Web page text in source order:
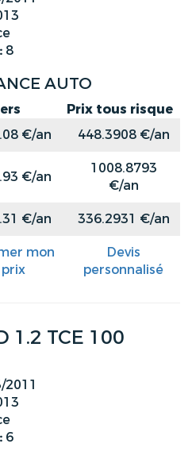
8
AUTO
Prix tous risque
€/an
448.3908 €/an
€/an
1008.8793
€/an
€/an 336.2931 €/an
mon
prix
Devis
personnalisé
1.2 TCE 100
2011
6